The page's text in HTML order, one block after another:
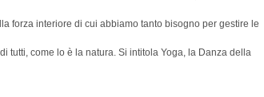
forza interiore di cui abbiamo tanto bisogno per gestire le
tutti, come lo è la natura. Si intitola Yoga, la Danza della